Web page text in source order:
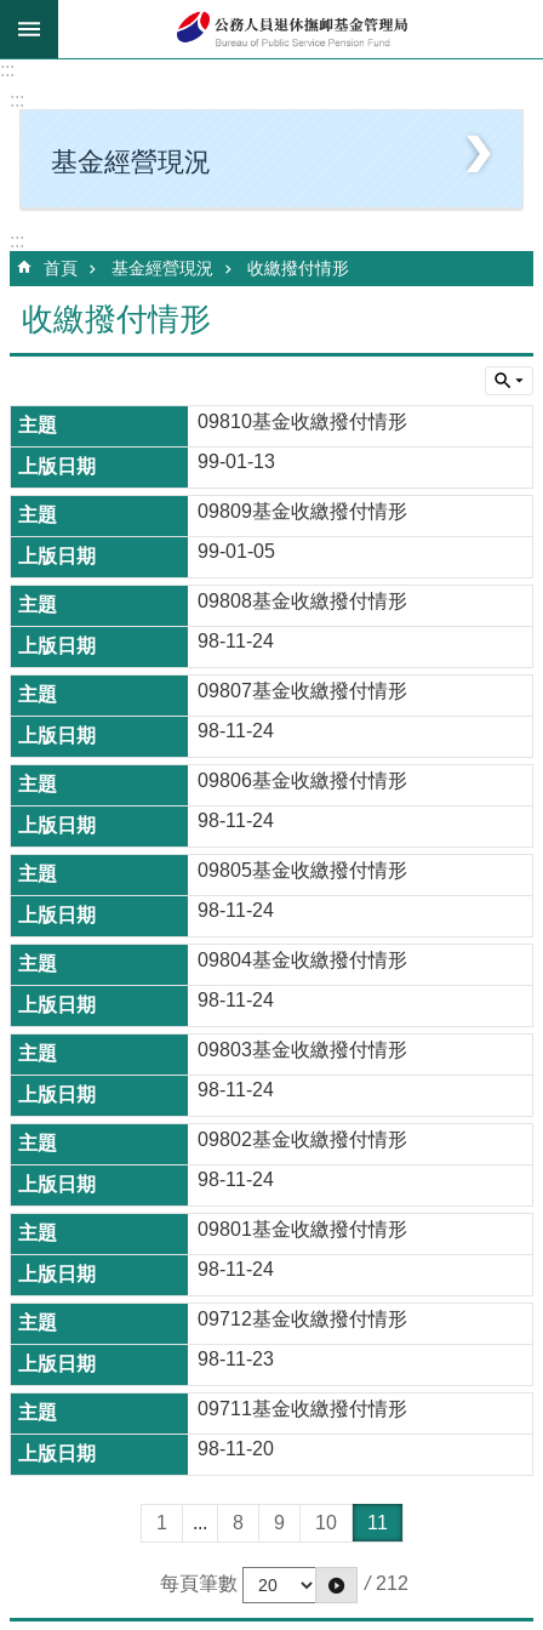
跳到主要內容區塊
:::
:::
基金經營現況
:::
首頁 基金經營現況 收繳撥付情形
收繳撥付情形
09810基金收繳撥付情形
99-01-13
09809基金收繳撥付情形
99-01-05
09808基金收繳撥付情形
98-11-24
09807基金收繳撥付情形
98-11-24
09806基金收繳撥付情形
98-11-24
09805基金收繳撥付情形
98-11-24
09804基金收繳撥付情形
98-11-24
09803基金收繳撥付情形
98-11-24
09802基金收繳撥付情形
98-11-24
09801基金收繳撥付情形
98-11-24
09712基金收繳撥付情形
98-11-23
09711基金收繳撥付情形
98-11-20
1 ... 8 9 10 11
每頁筆數 / 212